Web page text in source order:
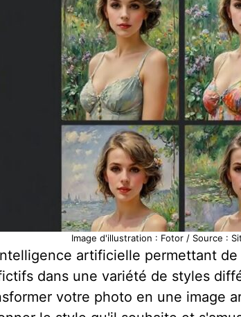
Image d'illustration : Fotor / Source :
artificielle permettant
dans une variété de styles
votre photo en une image